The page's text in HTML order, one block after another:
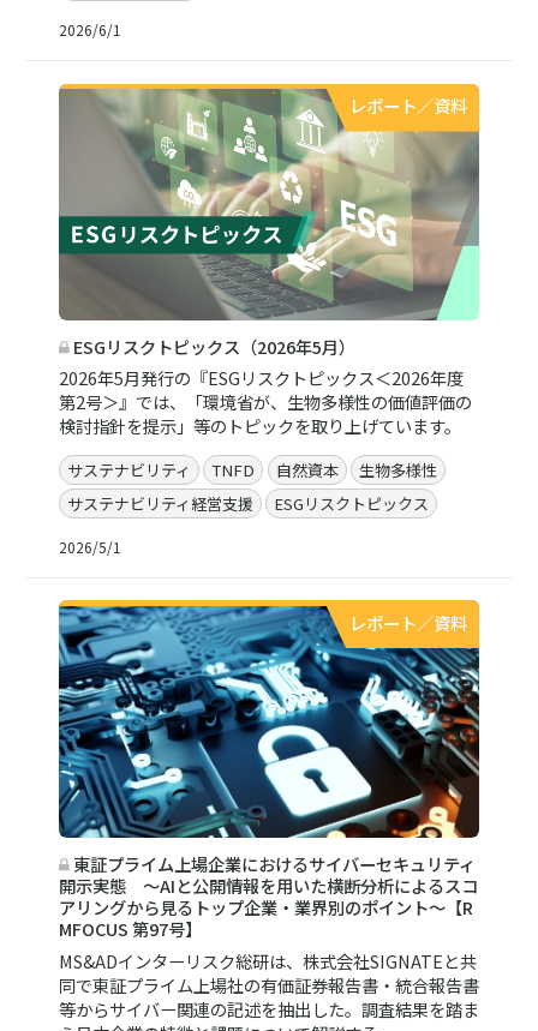
2026/6/1
レポート／資料
ESGリスクトピックス（2026年5月）
2026年5月発行の『ESGリスクトピックス＜2026年度
第2号＞』では、「環境省が、生物多様性の価値評価の
検討指針を提示」等のトピックを取り上げています。
サステナビリティ TNFD 自然資本
生物多様性
サステナビリティ経営支援
ESGリスクトピックス
2026/5/1
レポート／資料
東証プライム上場企業におけるサイバーセキュリティ
開示実態 ～AIと公開情報を用いた横断分析によるスコ
アリングから見るトップ企業・業界別のポイント～【R
MFOCUS 第97号】
MS&ADインターリスク総研は、株式会社SIGNATEと共
同で東証プライム上場社の有価証券報告書・統合報告書
等からサイバー関連の記述を抽出した。調査結果を踏ま